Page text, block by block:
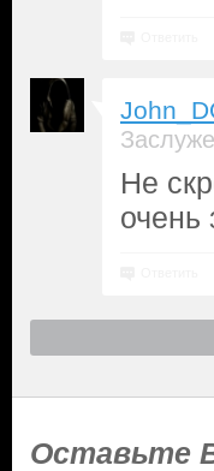
Не
очень
Оставьте